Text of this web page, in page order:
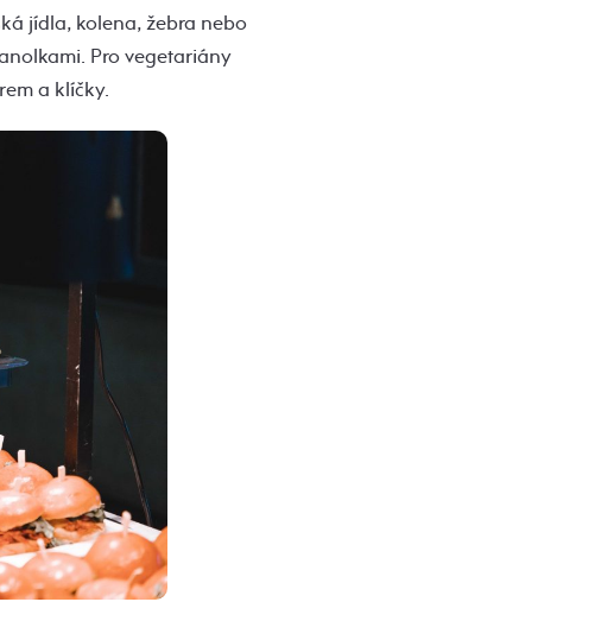
jídla, kolena, žebra nebo
Pro vegetariány
a klíčky.